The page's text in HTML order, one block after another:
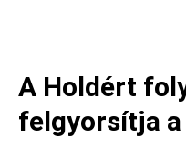
A Holdért
felgyorsítja